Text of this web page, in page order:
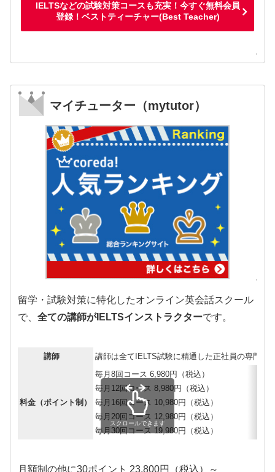
IELTSなどの試験対策コースも充実！今すぐ無料会員
登録！ベストティーチャー(Best Teacher)
マイチューター（mytutor）
留学・試験対策に特化したオンライン英会話スクール
で、全ての講師がIELTSインストラクターです。
講師 講師は全てIELTS試験に精通した正社員の専門講
料金（ポイント制）
毎月8回コース 6,980円（税込）
毎月12回コース 8,980円（税込）
毎月16回コース 10,980円（税込）
毎月20回コース 12,980円（税込）
毎月30回コース 19,980円（税込）
スクロールできます
月額制の他に30ポイント 23,800円（税込）～